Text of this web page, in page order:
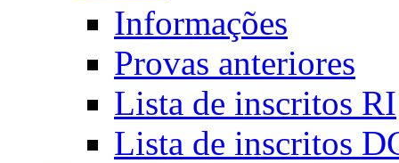
Informações
Provas anteriores
Lista de inscritos RI
Lista de inscritos